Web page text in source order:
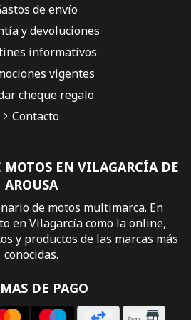
EN VILAGARCÍA DE
AROUSA
de motos multimarca. En
en Vilagarcía como la online,
y productos de las marcas más
conocidas.
DE PAGO
de envío
y devoluciones
informativos
vigentes
cheque regalo
Contacto